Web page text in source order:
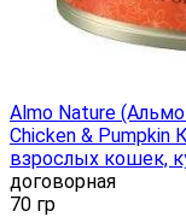
Almo Nature
Chicken &
взрослых кошек,
договорная
70 гр